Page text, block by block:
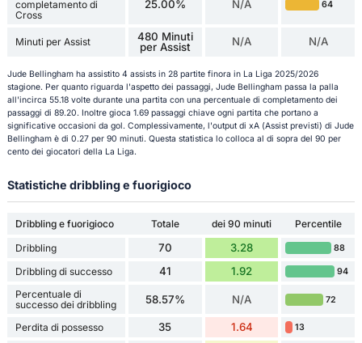
completamento di
Cross
25.00% N/A 64
Minuti per Assist
480 Minuti
per Assist
N/A N/A
Jude Bellingham ha assistito 4 assists in 28 partite finora in La Liga 2025/2026
stagione. Per quanto riguarda l'aspetto dei passaggi, Jude Bellingham passa la palla
all'incirca 55.18 volte durante una partita con una percentuale di completamento dei
passaggi di 89.20. Inoltre gioca 1.69 passaggi chiave ogni partita che portano a
significative occasioni da gol. Complessivamente, l'output di xA (Assist previsti) di Jude
Bellingham è di 0.27 per 90 minuti. Questa statistica lo colloca al di sopra del 90 per
cento dei giocatori della La Liga.
Statistiche dribbling e fuorigioco
Dribbling e fuorigioco Totale dei 90 minuti
Percentile
Dribbling
70 3.28 88
Dribbling di successo 41 1.92 94
Percentuale di
successo dei dribbling
58.57% N/A 72
Perdita di possesso 35 1.64 13